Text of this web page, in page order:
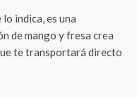
indica, es una
de mango y fresa crea
te transportará directo